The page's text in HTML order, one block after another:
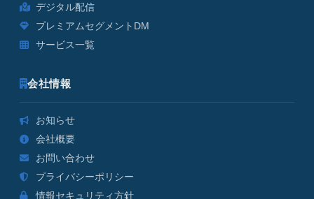
デジタル配信
プレミアムセグメントDM
サービス一覧
会社情報
お知らせ
会社概要
お問い合わせ
プライバシーポリシー
情報セキュリティ方針